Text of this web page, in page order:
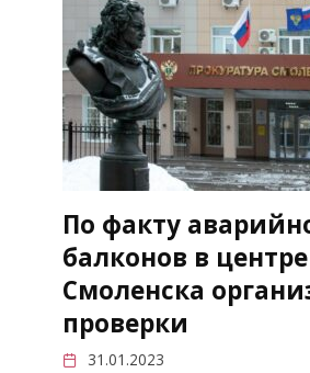
По факту
балконов в центре
Смоленска
проверки
31.01.2023